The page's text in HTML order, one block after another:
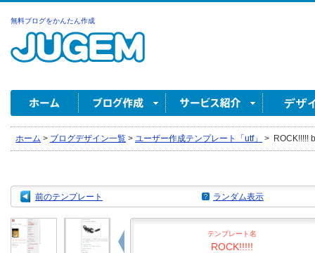
無料ブログをかんたん作成
ホーム > ブログデザイン一覧 > ユーザー作成テンプレート「utf」 > ROCK!!!!!
前のテンプレート ランダム表示
テンプレート名
ROCK!!!!!